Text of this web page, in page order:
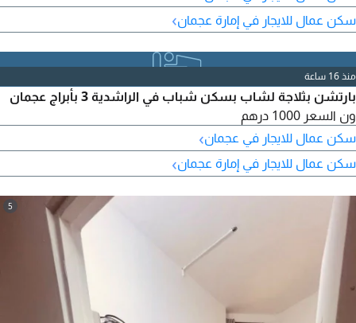
سكن عمال للايجار في إمارة عجمان›
منذ 16 ساعة
بارتشن بثلاجة لشاب بسكن شباب في الراشدية 3 بأبراج عجمان
ون السعر 1000 درهم
سكن عمال للايجار في عجمان›
سكن عمال للايجار في إمارة عجمان›
5